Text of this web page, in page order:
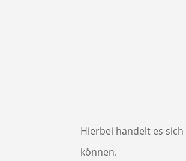
Hierbei handelt es
können.